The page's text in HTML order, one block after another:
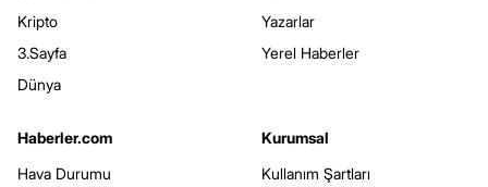
Kripto
3.Sayfa
Dünya
Yazarlar
Yerel Haberler
Haberler.com
Hava Durumu
Kurumsal
Kullanım Şartları